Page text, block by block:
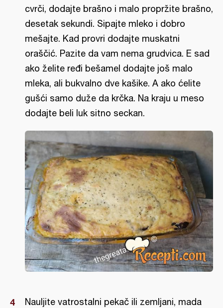
cvrči, dodajte brašno i malo propržite brašno,
desetak sekundi. Sipajte mleko i dobro
mešajte. Kad provri dodajte muskatni
oraščić. Pazite da vam nema grudvica. E sad
ako želite ređi bešamel dodajte još malo
mleka, ali bukvalno dve kašike. A ako ćelite
gušći samo duže da krčka. Na kraju u meso
dodajte beli luk sitno seckan.
Nauljite vatrostalni pekač ili zemljani, mada